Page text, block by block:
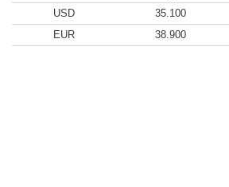
USD 35.100
EUR
38.900